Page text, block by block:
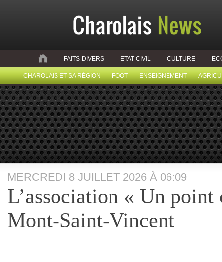
FAITS-DIVERS ETAT CIVIL CULTURE
CHAROLAIS ET SA RÉGION FOOT ENSEIGNEMENT
MERCREDI 8 JUILLET 2026 À 06:09
L’association « Un point
Mont-Saint-Vincent